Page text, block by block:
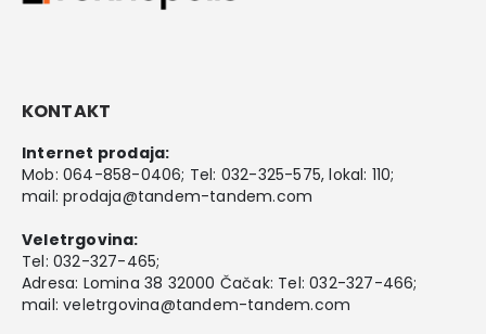
KONTAKT
Internet prodaja:
Mob: 064-858-0406; Tel: 032-325-575, lokal: 110;
mail:prodaja@tandem-tandem.com
Veletrgovina:
Tel: 032-327-465;
Adresa: Lomina 38 32000 Čačak: Tel: 032-327-466;
mail:veletrgovina@tandem-tandem.com